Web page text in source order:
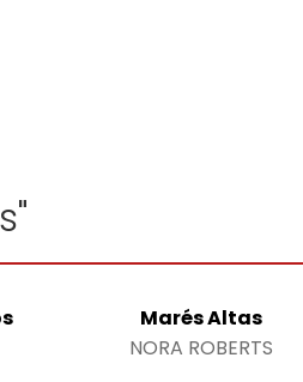
Marés Altas
NORA ROBERTS